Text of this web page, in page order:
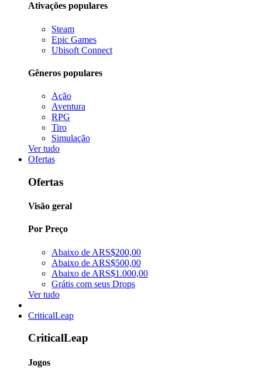
Ativações populares
Steam
Epic Games
Ubisoft Connect
Gêneros populares
Ação
Aventura
RPG
Tiro
Simulação
Ver tudo
Ofertas
Ofertas
Visão geral
Por Preço
Abaixo de ARS$200,00
Abaixo de ARS$500,00
Abaixo de ARS$1.000,00
Grátis com seus Drops
Ver tudo
CriticalLeap
CriticalLeap
Jogos